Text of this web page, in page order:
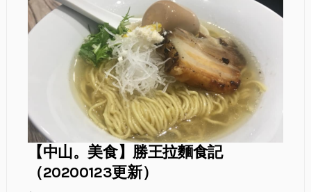
【中山。美食】勝王拉麵食記
（20200123更新）